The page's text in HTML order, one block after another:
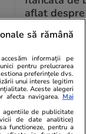
aflat
să rămână
informații pe
pentru prelucrarea
preferințele dvs.
unui interes legitim
Aceste alegeri
navigarea. Mai
agentiile de publicitate
de date analitice)
functioneze, pentru a